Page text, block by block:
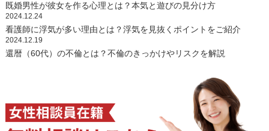
既婚男性が彼女を作る心理とは？本気と遊びの見分け方
2024.12.24
看護師に浮気が多い理由とは？浮気を見抜くポイントをご紹介
2024.12.19
還暦（60代）の不倫とは？不倫のきっかけやリスクを解説